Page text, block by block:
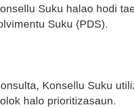
Suku halao hodi
Suku (PDS).
Konsellu Suku
halo prioritizasaun.